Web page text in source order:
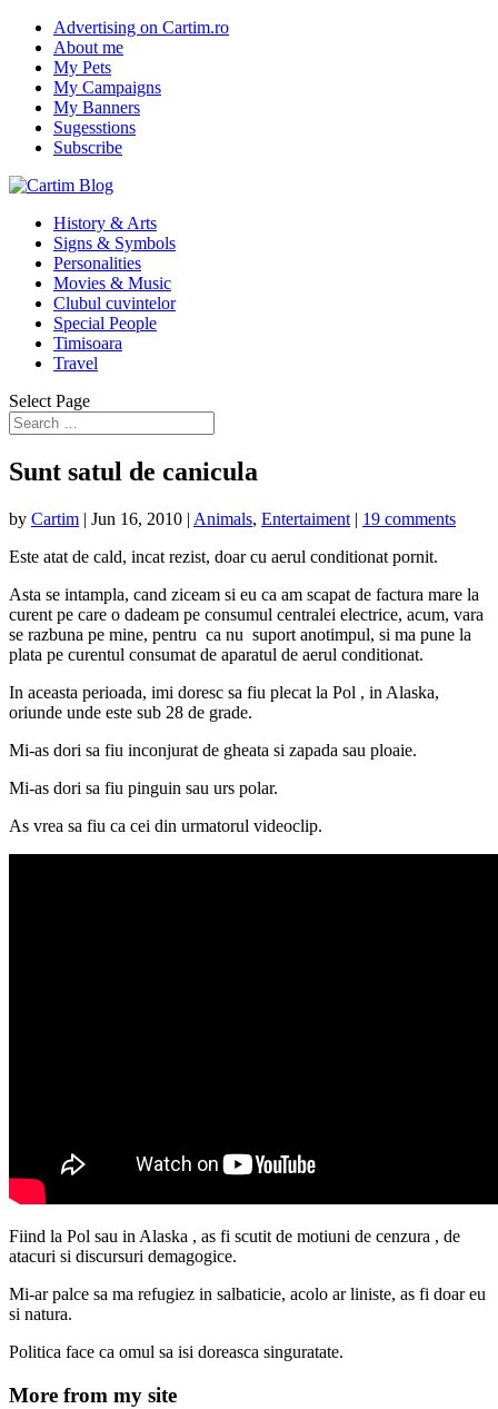
Advertising on Cartim.ro
About me
My Pets
My Campaigns
My Banners
Sugesstions
Subscribe
History & Arts
Signs & Symbols
Personalities
Movies & Music
Clubul cuvintelor
Special People
Timisoara
Travel
Select Page
Sunt satul de canicula
by Cartim | Jun 16, 2010 | Animals, Entertaiment | 19 comments
Este atat de cald, incat rezist, doar cu aerul conditionat pornit.
Asta se intampla, cand ziceam si eu ca am scapat de factura mare la
curent pe care o dadeam pe consumul centralei electrice, acum, vara
se razbuna pe mine, pentru ca nu suport anotimpul, si ma pune la
plata pe curentul consumat de aparatul de aerul conditionat.
In aceasta perioada, imi doresc sa fiu plecat la Pol , in Alaska,
oriunde unde este sub 28 de grade.
Mi-as dori sa fiu inconjurat de gheata si zapada sau ploaie.
Mi-as dori sa fiu pinguin sau urs polar.
As vrea sa fiu ca cei din urmatorul videoclip.
Fiind la Pol sau in Alaska , as fi scutit de motiuni de cenzura , de
atacuri si discursuri demagogice.
Mi-ar palce sa ma refugiez in salbaticie, acolo ar liniste, as fi doar eu
si natura.
Politica face ca omul sa isi doreasca singuratate.
More from my site